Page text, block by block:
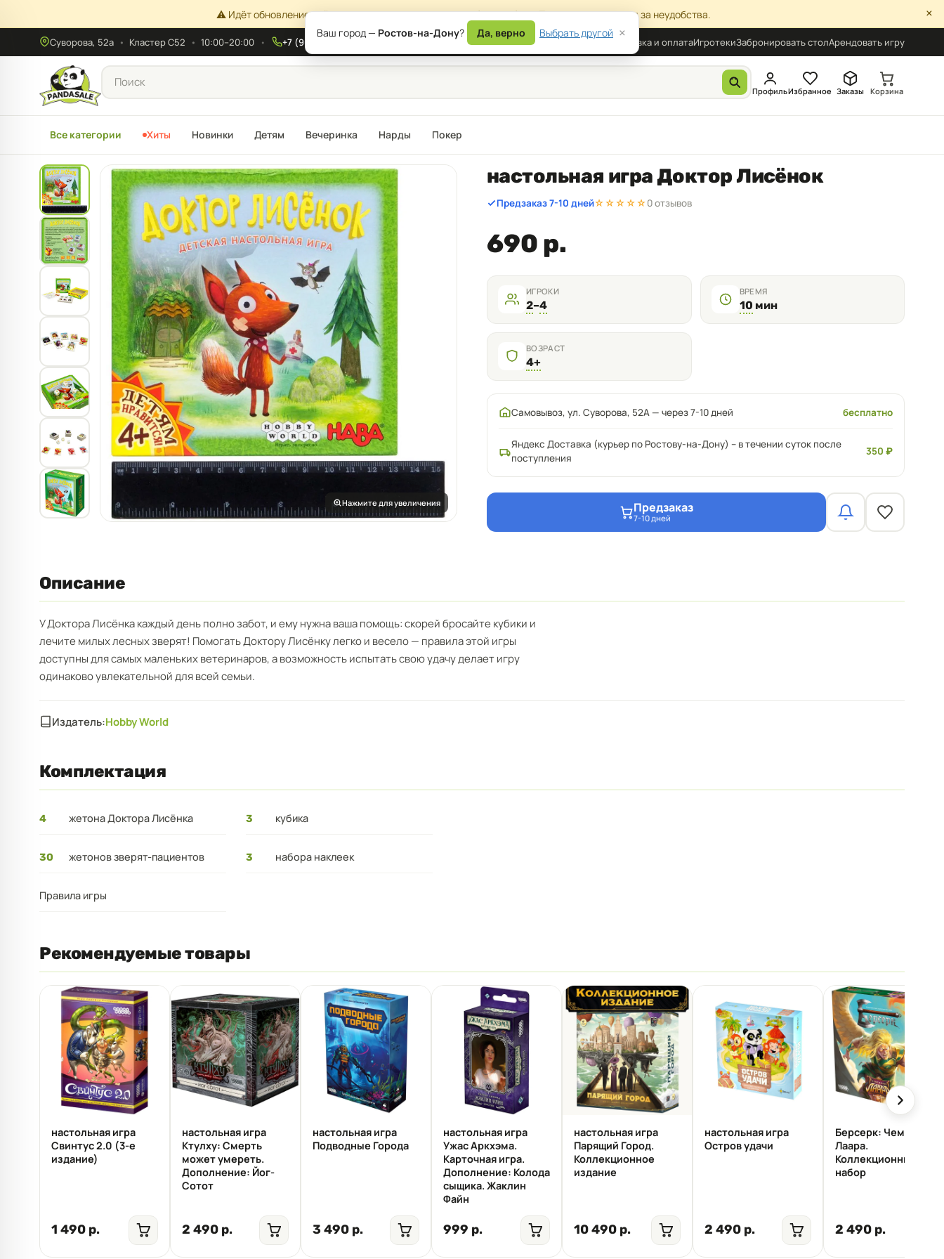
⚠️ Идёт обновление сайта — возможны временные ошибки в работе. Приносим извинения за неудобства. ×
Суворова, 52а • Кластер С52 • 10:00–20:00 +7 (908) 177-87-17 Доставка и оплатаИгротекиЗабронировать столАрендовать игру
ПрофильИзбранное Заказы Корзина
Все категории Хиты Новинки Детям Вечеринка Нарды Покер
Нажмите для увеличения
настольная игра Доктор Лисёнок
Предзаказ 7-10 дней☆☆☆☆☆0 отзывов
690 р.
ИГРОКИ
2–4
ВРЕМЯ
10 мин
ВОЗРАСТ
4+
Самовывоз, ул. Суворова, 52А — через 7-10 дней бесплатно
Яндекс Доставка (курьер по Ростову-на-Дону) – в течении суток после
поступления
350 ₽
Предзаказ
7-10 дней
Описание
У Доктора Лисёнка каждый день полно забот, и ему нужна ваша помощь: скорей бросайте кубики и
лечите милых лесных зверят! Помогать Доктору Лисёнку легко и весело — правила этой игры
доступны для самых маленьких ветеринаров, а возможность испытать свою удачу делает игру
одинаково увлекательной для всей семьи.
Издатель:Hobby World
Комплектация
4 жетона Доктора Лисёнка 3 кубика
30 жетонов зверят-пациентов 3 набора наклеек
Правила игры
Рекомендуемые товары
настольная игра
Свинтус 2.0 (3-е
издание)
1 490 р.
настольная игра
Ктулху: Смерть
может умереть.
Дополнение: Йог-
Сотот
2 490 р.
настольная игра
Подводные Города
3 490 р.
настольная игра
Ужас Аркхэма.
Карточная игра.
Дополнение: Колода
сыщика. Жаклин
Файн
999 р.
настольная игра
Парящий Город.
Коллекционное
издание
10 490 р.
настольная игра
Остров удачи
2 490 р.
Берсерк: Чемпионы
Лаара.
Коллекционный
набор
2 490 р.
Ваш город — Ростов-на-Дону? Да, верно Выбрать другой ×